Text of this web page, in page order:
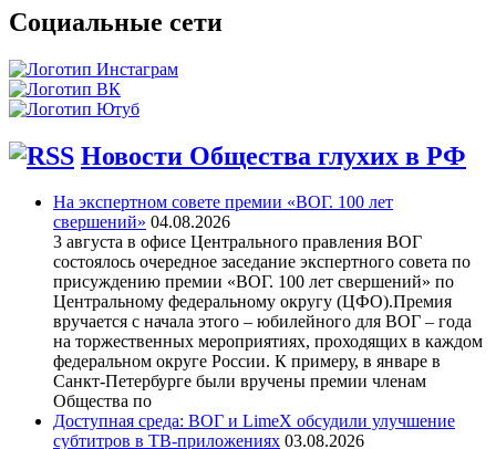
Социальные сети
Новости Общества глухих в РФ
На экспертном совете премии «ВОГ. 100 лет
свершений» 04.08.2026
3 августа в офисе Центрального правления ВОГ
состоялось очередное заседание экспертного совета по
присуждению премии «ВОГ. 100 лет свершений» по
Центральному федеральному округу (ЦФО).Премия
вручается с начала этого – юбилейного для ВОГ – года
на торжественных мероприятиях, проходящих в каждом
федеральном округе России. К примеру, в январе в
Санкт-Петербурге были вручены премии членам
Общества по
Доступная среда: ВОГ и LimeX обсудили улучшение
субтитров в ТВ-приложениях 03.08.2026